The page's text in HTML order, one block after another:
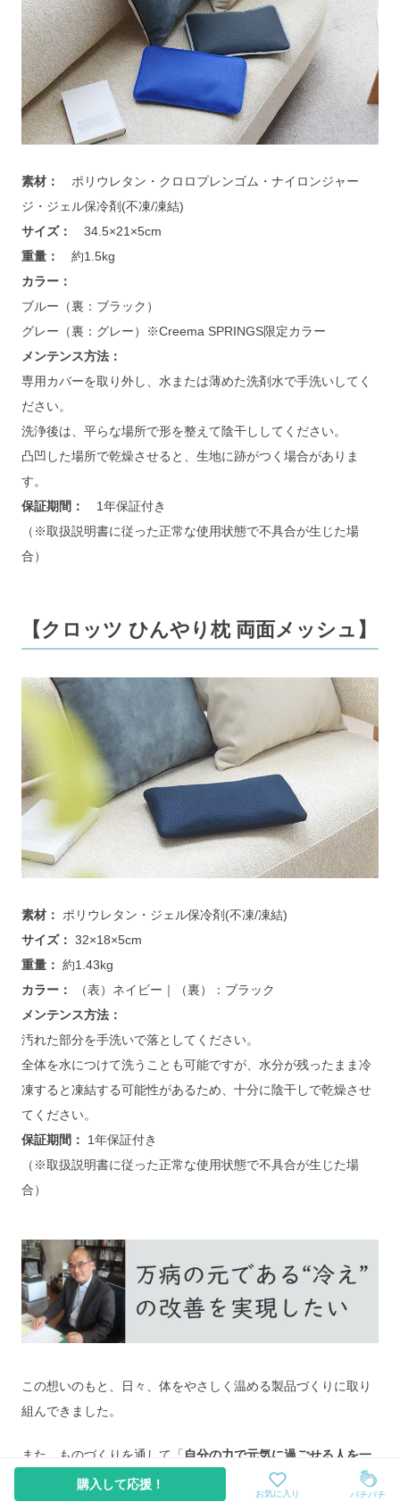
素材：
ポリウレタン・クロロプレンゴム・ナイロンジャー
ジ・ジェル保冷剤(不凍/凍結)
サイズ：
34.5×21×5cm
重量：
約1.5kg
カラー：
ブルー（裏：ブラック）
グレー（裏：グレー）※Creema SPRINGS限定カラー
メンテンス方法：
専用カバーを取り外し、水または薄めた洗剤水で手洗いしてく
ださい。
洗浄後は、平らな場所で形を整えて陰干ししてください。
凸凹した場所で乾燥させると、生地に跡がつく場合がありま
す。
保証期間： 1年保証付き
（※取扱説明書に従った正常な使用状態で不具合が生じた場
合）
【クロッツ ひんやり枕 両面メッシュ】
素材： ポリウレタン・ジェル保冷剤(不凍/凍結)
サイズ： 32×18×5cm
重量： 約1.43kg
カラー：
（表）ネイビー｜（裏）：ブラック
メンテンス方法：
汚れた部分を手洗いで落としてください。
全体を水につけて洗うことも可能ですが、水分が残ったまま冷
凍すると凍結する可能性があるため、十分に陰干しで乾燥させ
てください。
保証期間： 1年保証付き
（※取扱説明書に従った正常な使用状態で不具合が生じた場
合）
この想いのもと、日々、体をやさしく温める製品づくりに取り
組んできました。
また、ものづくりを通して「 自分の力で元気に過ごせる人を一
人でも多く増やすこと」も大切にしている想いのひとつです。
購入して応援！
お気に入り パチパチ